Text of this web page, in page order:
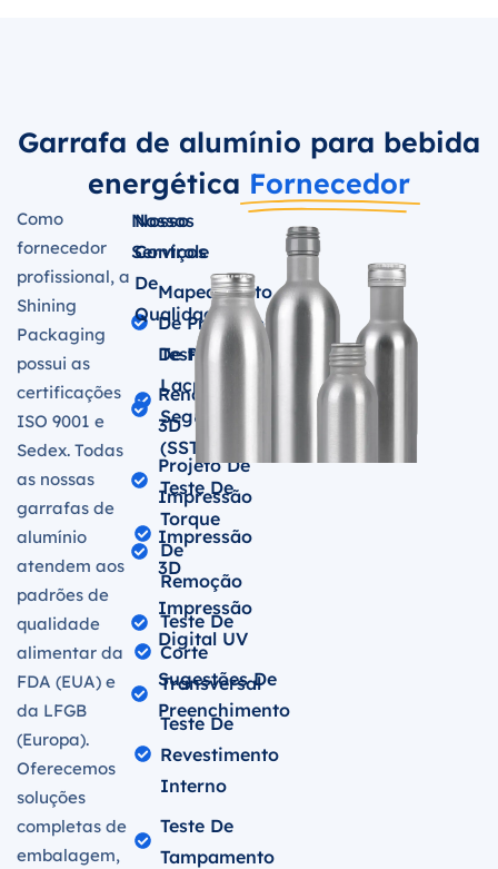
Garrafa de alumínio para bebida
energética Fornecedor
Como
fornecedor
profissional, a
Shining
Packaging
possui as
certificações
ISO 9001 e
Sedex. Todas
as nossas
garrafas de
alumínio
atendem aos
padrões de
qualidade
alimentar da
FDA (EUA) e
da LFGB
(Europa).
Oferecemos
soluções
completas de
embalagem,
Nossos
Serviços
Mapeamento
De Projeção
De Produto
Renderizações
3D
Projeto De
Impressão
Impressão
3D
Impressão
Digital UV
Sugestões De
Preenchimento
Nosso
Controle
De
Qualidade
Teste De
Lacre De
Segurança
(SST)
Teste De
Torque
De
Remoção
Teste De
Corte
Transversal
Teste De
Revestimento
Interno
Teste De
Tampamento